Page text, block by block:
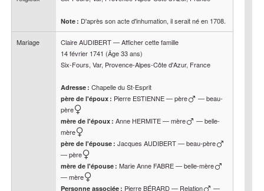
Note : D'après son acte d'inhumation, il serait né en 1708.
Mariage ClaireAUDIBERT—Afficher cette famille
14 février 1741 (Âge 33 ans)
Six-Fours, Var, Provence-Alpes-Côte d'Azur, France
Adresse : Chapelle du St-Esprit
père de l'époux : Pierre ESTIENNE—père —beau-
père
mère de l'époux : Anne HERMITE—mère —belle-
mère
père de l'épouse : JacquesAUDIBERT—beau-père
—père
mère de l'épouse : Marie Anne FABRE—belle-mère
—mère
Personne associée : PierreBÉRARD— Relation
—